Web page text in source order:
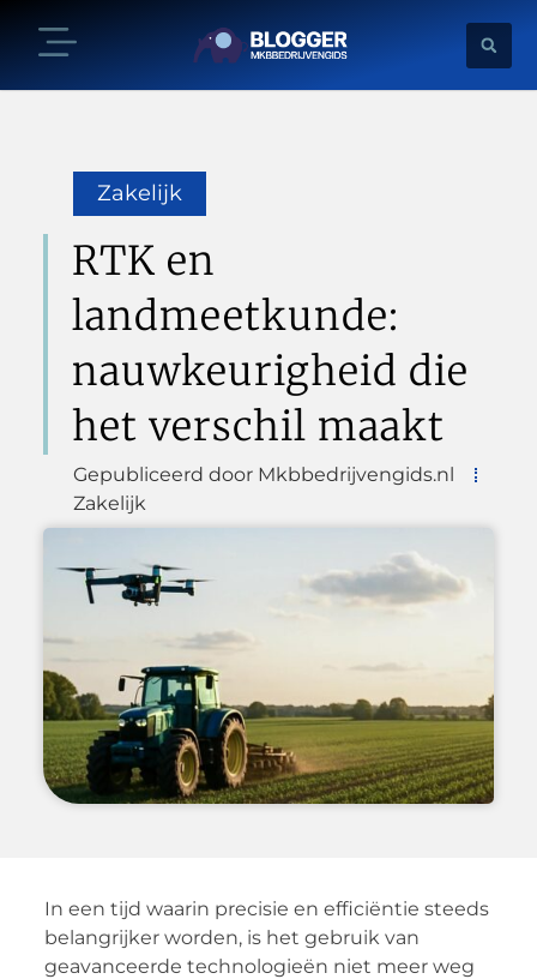
Zakelijk
RTK en
landmeetkunde:
nauwkeurigheid die
het verschil maakt
Gepubliceerd door Mkbbedrijvengids.nl
Zakelijk
In een tijd waarin precisie en efficiëntie steeds
belangrijker worden, is het gebruik van
geavanceerde technologieën niet meer weg